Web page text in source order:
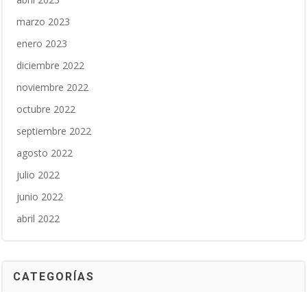
marzo 2023
enero 2023
diciembre 2022
noviembre 2022
octubre 2022
septiembre 2022
agosto 2022
julio 2022
junio 2022
abril 2022
CATEGORÍAS